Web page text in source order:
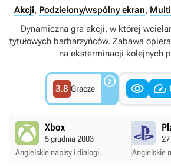
Akcji, Podzielony/wspólny ekran,
Dynamiczna gra akcji, w której
tytułowych barbarzyńców. Zabawa
na eksterminacji kolejnych
3.8 Gracze   
Xbox
5 grudnia 2003
Angielskie napisy i dialogi.
Angielskie